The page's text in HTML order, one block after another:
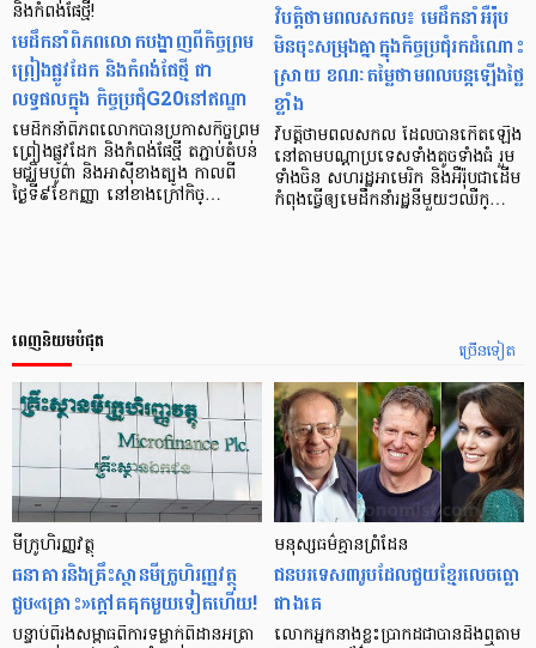
និងកំពង់ផែថ្មី!
មេដឹកនាំពិភពលោកបង្ហាញពីកិច្ចព្រម
ព្រៀងផ្លូវដែក និងកំពង់ផែថ្មី ជា
លទ្ធផលក្នុង កិច្ចប្រជុំG20នៅឥណ្ឌា
មេដឹកនាំពិភពលោកបានប្រកាសកិច្ចព្រម
ព្រៀងផ្លូវដែក និងកំពង់ផែថ្មី តភ្ជាប់តំបន់
មជ្ឈិមបូព៌ា និងអាស៊ីខាងត្បូង កាលពី
ថ្ងៃទី៩ខែកញ្ញា នៅខាងក្រៅកិច្…
វិបត្តិថាមពលសកល៖ មេដឹកនាំអឺរ៉ុប
មិនចុះសម្រុងគ្នាក្នុងកិច្ចប្រជុំរកដំណោះ
ស្រាយ ខណៈតម្លៃថាមពលបន្ដឡើងថ្លៃ
ខ្លាំង
វិបត្តិថាមពលសកល ដែលបានកើតឡើង
នៅតាមបណ្តាប្រទេសទាំងតូចទាំងធំ រួម
ទាំងចិន សហរដ្ឋអាមេរិក និងអឺរ៉ុបជាដើម
កំពុងធ្វើឲ្យមេដឹកនាំរដ្ឋនីមួយៗឈឺក្…
ច្រើនទៀត
ពេញនិយមបំផុត
មីក្រូ​ហិរញ្ញវត្ថុ
ធនាគារ​និង​គ្រឹះស្ថាន​មីក្រូ​ហិរញ្ញវត្ថុ​
ជួប«គ្រោះ»ក្តៅ​គគុក​មួយ​ទៀត​ហើយ!
បន្ទាប់​ពី​រង​សម្ពាធ​​ពី​ការ​ទម្លាក់​ពិដាន​អត្រា​
មនុស្ស​ធម៌​គ្មាន​ព្រំដែន
ជន​បរទេស​៣​រូប​ដែល​ជួយ​ខ្មែរ​លេច​ធ្លោ​
ជាង​គេ
លោកអ្នក​នាង​ខ្លះ​ប្រាកដ​ជា​បាន​​ដឹង​ឮ​តាម​